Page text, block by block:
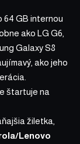
64 GB internou
ako LG G6,
Galaxy S8
ako jeho
štartuje na
žiletka,
Lenovo